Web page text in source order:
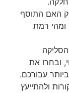
האם התוסף
ומהי רמת
הסליקה
ובחרו את
עבורכם.
ולהתייעץ